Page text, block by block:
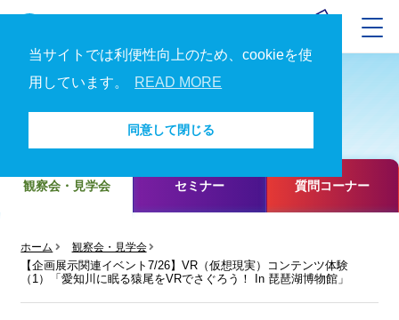
当サイトでは利便性向上のため、cookieを使
用しています。
READ MORE
同意して閉じる
イベント情報
観察会・見学会 セミナー 質問コーナー
ホーム 観察会・見学会
【企画展示関連イベント7/26】VR（仮想現実）コンテンツ体験
（1）「愛知川に眠る猿尾をVRでさぐろう！ In 琵琶湖博物館」